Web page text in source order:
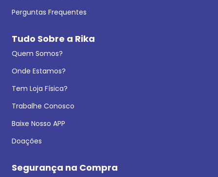
Perguntas Frequentes
Tudo Sobre a Rika
Quem Somos?
Onde Estamos?
Tem Loja Física?
Trabalhe Conosco
Baixe Nosso APP
Doações
Segurança na Compra